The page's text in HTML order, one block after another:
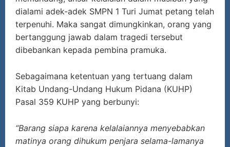
dialami adek-adek SMPN 1 Turi Jumat petang telah
terpenuhi. Maka sangat dimungkinkan, orang yang
bertanggung jawab dalam tragedi tersebut
dibebankan kepada pembina pramuka.
Sebagaimana ketentuan yang tertuang dalam
Kitab Undang-Undang Hukum Pidana (KUHP)
Pasal 359 KUHP yang berbunyi:
“Barang siapa karena kelalaiannya menyebabkan
matinya orang dihukum penjara selama-lamanya